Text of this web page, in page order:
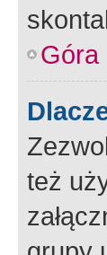
Góra
też